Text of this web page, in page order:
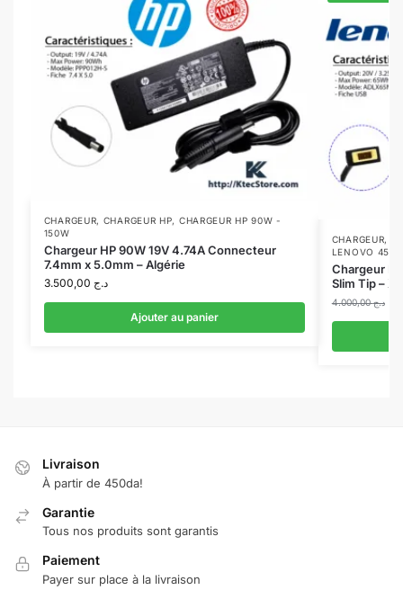
CHARGEUR, CHARGEUR HP, CHARGEUR HP 90W -
150W
Chargeur HP 90W 19V 4.74A Connecteur
7.4mm x 5.0mm – Algérie
د.ج
Ajouter au panier
CHARGEUR,
LENOVO
Chargeur
Slim Tip –
د.ج4.000,00
Livraison
À partir de 450da!
Garantie
Tous nos produits sont garantis
Paiement
Payer sur place à la livraison